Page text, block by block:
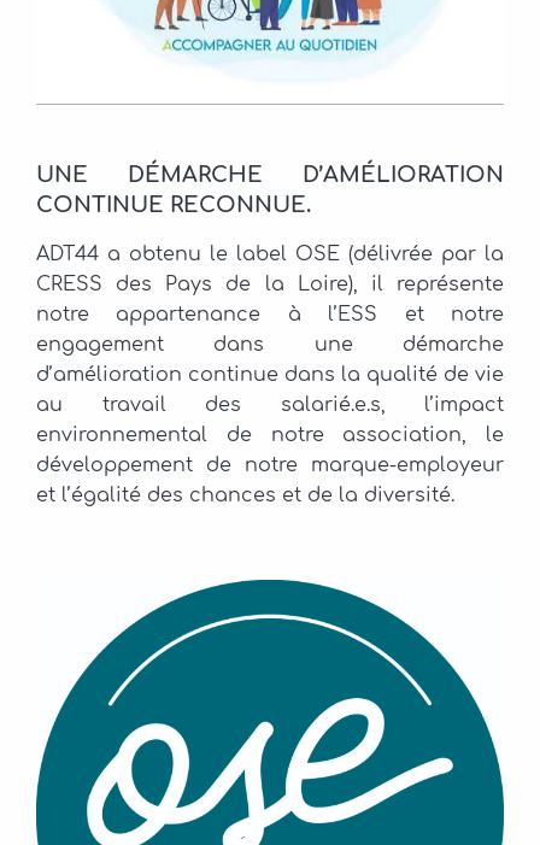
UNE DÉMARCHE D’AMÉLIORATION
CONTINUE RECONNUE.
ADT44 a obtenu le label OSE (délivrée par la
CRESS des Pays de la Loire), il représente
notre appartenance à l’ESS et notre
engagement dans une démarche
d’amélioration continue dans la qualité de vie
au travail des salarié.e.s, l’impact
environnemental de notre association, le
développement de notre marque-employeur
et l’égalité des chances et de la diversité.